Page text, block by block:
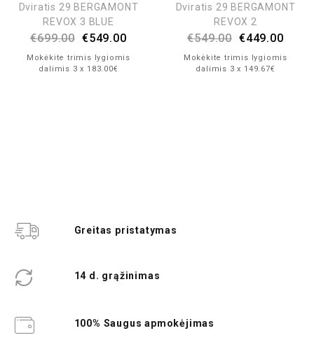
Dviratis 29 BERGAMONT
REVOX 3 BLUE
€699.00 €549.00
Mokėkite trimis lygiomis
dalimis 3 x 183.00€
Dviratis 29 BERGAMONT
REVOX 2
€549.00 €449.00
Mokėkite trimis lygiomis
dalimis 3 x 149.67€
Greitas pristatymas
14 d. grąžinimas
100% Saugus apmokėjimas